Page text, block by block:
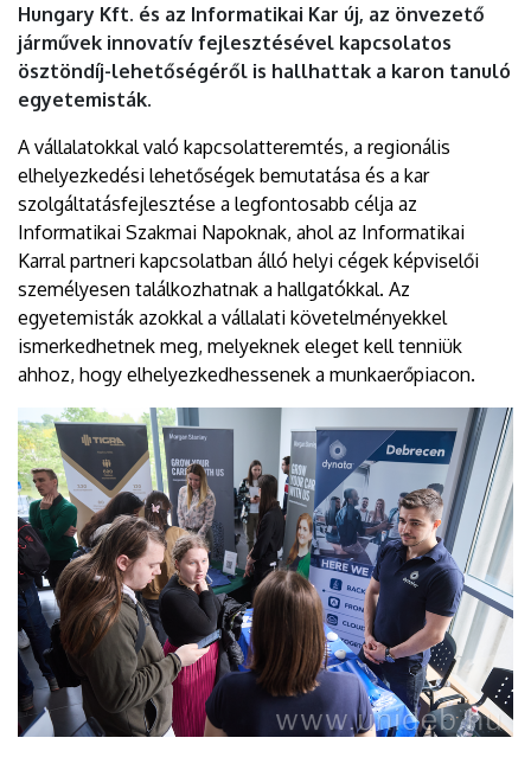
Hungary Kft. és az Informatikai Kar új, az önvezető
járművek innovatív fejlesztésével kapcsolatos
ösztöndíj-lehetőségéről is hallhattak a karon tanuló
egyetemisták.
A vállalatokkal való kapcsolatteremtés, a regionális
elhelyezkedési lehetőségek bemutatása és a kar
szolgáltatásfejlesztése a legfontosabb célja az
Informatikai Szakmai Napoknak, ahol az Informatikai
Karral partneri kapcsolatban álló helyi cégek képviselői
személyesen találkozhatnak a hallgatókkal. Az
egyetemisták azokkal a vállalati követelményekkel
ismerkedhetnek meg, melyeknek eleget kell tenniük
ahhoz, hogy elhelyezkedhessenek a munkaerőpiacon.